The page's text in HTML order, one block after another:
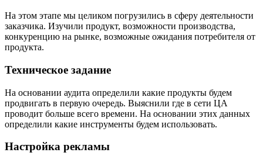
На этом этапе мы целиком погрузились в сферу деятельности
заказчика. Изучили продукт, возможности производства,
конкуренцию на рынке, возможные ожидания потребителя от
продукта.
Техническое задание
На основании аудита определили какие продукты будем
продвигать в первую очередь. Выяснили где в сети ЦА
проводит больше всего времени. На основании этих данных
определили какие инструменты будем использовать.
Настройка рекламы